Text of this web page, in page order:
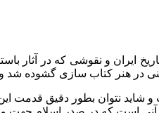
ایران و نقوشی که در
در هنر کتاب سازی گشوده شد
شاید نتوان بطور دقیق قدمت